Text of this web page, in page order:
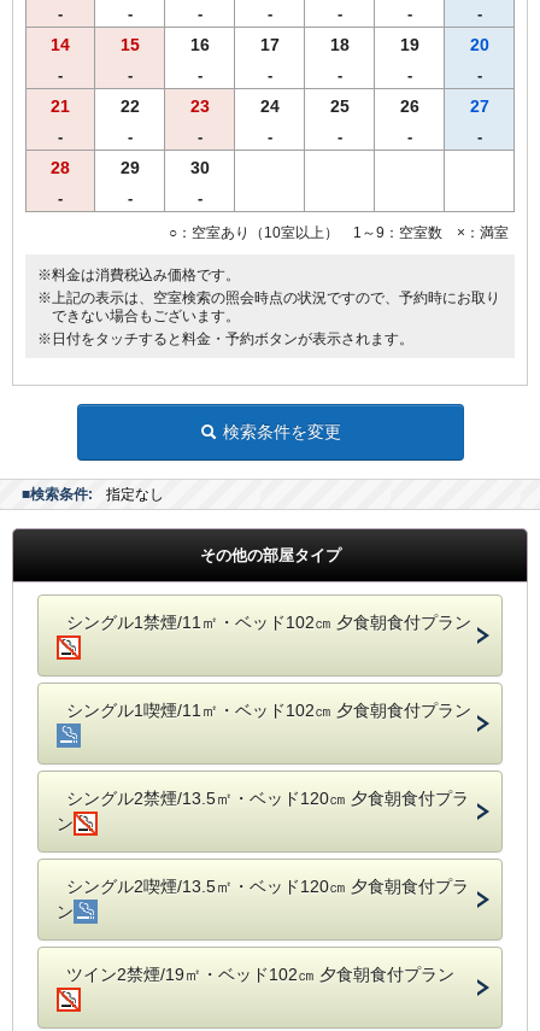
全室Ｗi−Ｆi無料接続＆加湿空気清浄機＆枕元にＵＳＢコンセント完備
- - - - - - -
14
-
15
-
16
-
17
-
18
-
19
-
20
-
21
-
22
-
23
-
24
-
25
-
26
-
27
-
28
-
29
-
30
-
○：空室あり（10室以上） 1～9：空室数 ×：満室
※料金は消費税込み価格です。
※上記の表示は、空室検索の照会時点の状況ですので、予約時にお取り
できない場合もございます。
※日付をタッチすると料金・予約ボタンが表示されます。
検索条件を変更
■検索条件: 指定なし
その他の部屋タイプ
シングル1禁煙/11㎡・ベッド102㎝ 夕食朝食付プラン
シングル1喫煙/11㎡・ベッド102㎝ 夕食朝食付プラン
シングル2禁煙/13.5㎡・ベッド120㎝ 夕食朝食付プラ
ン
シングル2喫煙/13.5㎡・ベッド120㎝ 夕食朝食付プラ
ン
ツイン2禁煙/19㎡・ベッド102㎝ 夕食朝食付プラン